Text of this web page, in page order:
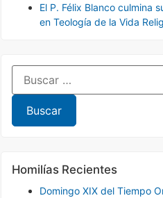
El P. Félix Blanco culmina
en Teología de la Vida
Homilías Recientes
Domingo XIX del Tiempo